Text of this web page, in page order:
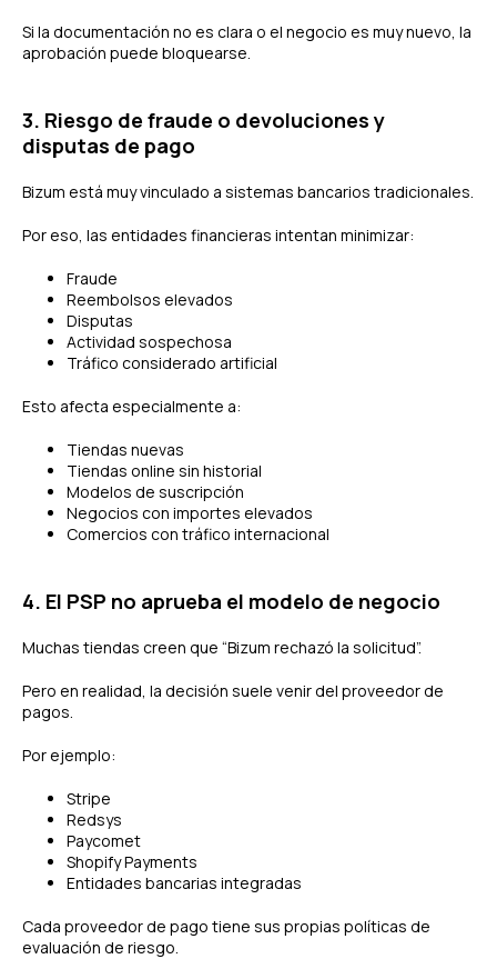
Si la documentación no es clara o el negocio es muy nuevo, la
aprobación puede bloquearse.
3. Riesgo de fraude o devoluciones y
disputas de pago
Bizum está muy vinculado a sistemas bancarios tradicionales.
Por eso, las entidades financieras intentan minimizar:
Fraude
Reembolsos elevados
Disputas
Actividad sospechosa
Tráfico considerado artificial
Esto afecta especialmente a:
Tiendas nuevas
Tiendas online sin historial
Modelos de suscripción
Negocios con importes elevados
Comercios con tráfico internacional
4. El PSP no aprueba el modelo de negocio
Muchas tiendas creen que “Bizum rechazó la solicitud”.
Pero en realidad, la decisión suele venir del proveedor de
pagos.
Por ejemplo:
Stripe
Redsys
Paycomet
Shopify Payments
Entidades bancarias integradas
Cada proveedor de pago tiene sus propias políticas de
evaluación de riesgo.